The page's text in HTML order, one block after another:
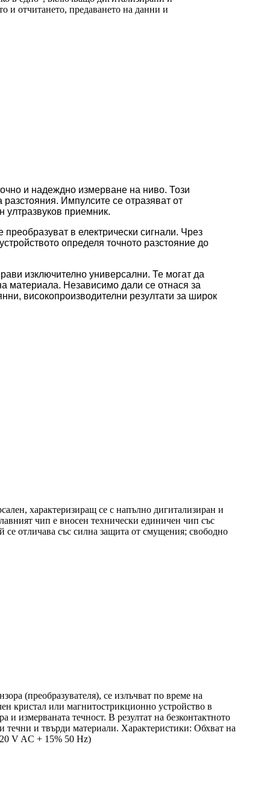
и отчитането, предаването на данни и
и надеждно измерване на ниво. Този
Импулсите се отразяват от
ултразвуков приемник.
в електрически сигнали. Чрез
определя точното разстояние до
изключително универсални. Те могат да
материала. Независимо дали се отнася за
високопроизводителни резултати за широк
характеризиращ се с напълно дигитализиран и
чип е вносен технически единичен чип със
отличава със силна защита от смущения; свободно
(преобразувателя), се излъчват по време на
кристал или магнитострикционно устройство в
и измерваната течност. В резултат на безконтактното
течни и твърди материали. Характеристики: Обхват на
V AC + 15% 50 Hz)